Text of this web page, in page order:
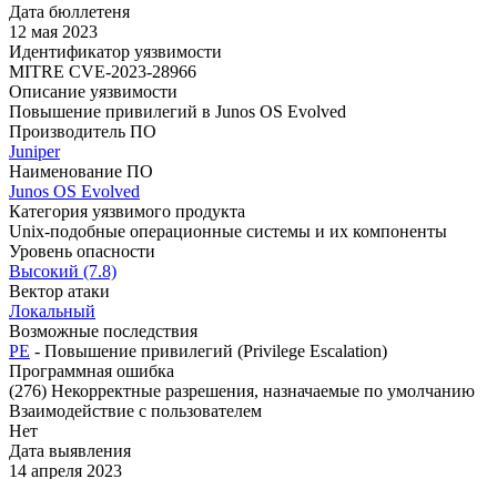
Дата бюллетеня
12 мая 2023
Идентификатор уязвимости
MITRE CVE-2023-28966
Описание уязвимости
Повышение привилегий в Junos OS Evolved
Производитель ПО
Juniper
Наименование ПО
Junos OS Evolved
Категория уязвимого продукта
Unix-подобные операционные системы и их компоненты
Уровень опасности
Высокий (7.8)
Вектор атаки
Локальный
Возможные последствия
PE - Повышение привилегий (Privilege Escalation)
Программная ошибка
(276) Некорректные разрешения, назначаемые по умолчанию
Взаимодействие с пользователем
Нет
Дата выявления
14 апреля 2023